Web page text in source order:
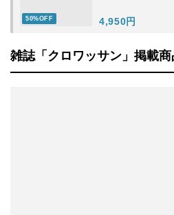
50%OFF 4,950円
雑誌「クロワッサン」掲載商